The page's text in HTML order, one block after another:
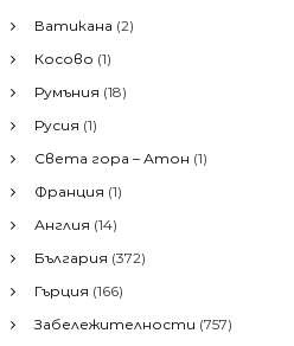
е
з
а
Ватикана (2)
Косово (1)
Румъния (18)
Русия (1)
Света гора – Атон (1)
Франция (1)
Англия (14)
България (372)
Гърция (166)
Забележителности (757)